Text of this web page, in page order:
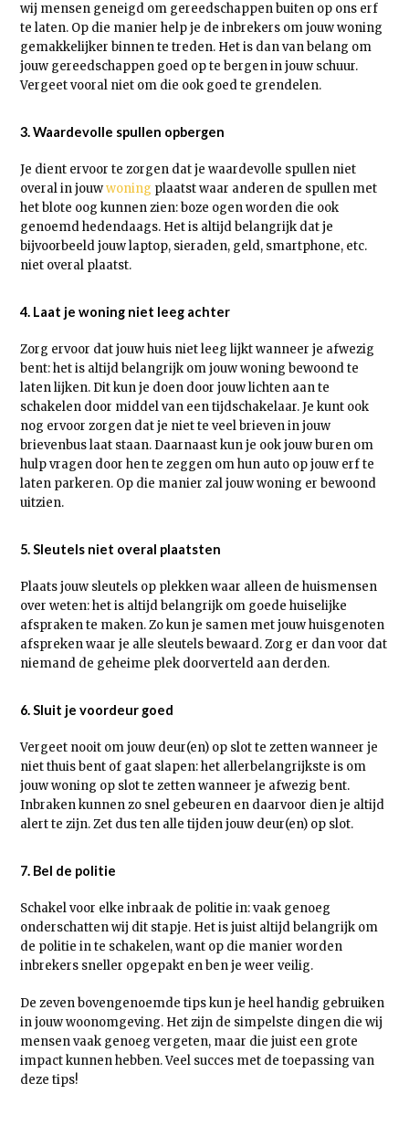
wij mensen geneigd om gereedschappen buiten op ons erf
te laten. Op die manier help je de inbrekers om jouw woning
gemakkelijker binnen te treden. Het is dan van belang om
jouw gereedschappen goed op te bergen in jouw schuur.
Vergeet vooral niet om die ook goed te grendelen.
3. Waardevolle spullen opbergen
Je dient ervoor te zorgen dat je waardevolle spullen niet
overal in jouwwoning plaatst waar anderen de spullen met
het blote oog kunnen zien: boze ogen worden die ook
genoemd hedendaags. Het is altijd belangrijk dat je
bijvoorbeeld jouw laptop, sieraden, geld, smartphone, etc.
niet overal plaatst.
4. Laat je woning niet leeg achter
Zorg ervoor dat jouw huis niet leeg lijkt wanneer je afwezig
bent: het is altijd belangrijk om jouw woning bewoond te
laten lijken. Dit kun je doen door jouw lichten aan te
schakelen door middel van een tijdschakelaar. Je kunt ook
nog ervoor zorgen dat je niet te veel brieven in jouw
brievenbus laat staan. Daarnaast kun je ook jouw buren om
hulp vragen door hen te zeggen om hun auto op jouw erf te
laten parkeren. Op die manier zal jouw woning er bewoond
uitzien.
5. Sleutels niet overal plaatsten
Plaats jouw sleutels op plekken waar alleen de huismensen
over weten: het is altijd belangrijk om goede huiselijke
afspraken te maken. Zo kun je samen met jouw huisgenoten
afspreken waar je alle sleutels bewaard. Zorg er dan voor dat
niemand de geheime plek doorverteld aan derden.
6. Sluit je voordeur goed
Vergeet nooit om jouw deur(en) op slot te zetten wanneer je
niet thuis bent of gaat slapen: het allerbelangrijkste is om
jouw woning op slot te zetten wanneer je afwezig bent.
Inbraken kunnen zo snel gebeuren en daarvoor dien je altijd
alert te zijn. Zet dus ten alle tijden jouw deur(en) op slot.
7. Bel de politie
Schakel voor elke inbraak de politie in: vaak genoeg
onderschatten wij dit stapje. Het is juist altijd belangrijk om
de politie in te schakelen, want op die manier worden
inbrekers sneller opgepakt en ben je weer veilig.
De zeven bovengenoemde tips kun je heel handig gebruiken
in jouw woonomgeving. Het zijn de simpelste dingen die wij
mensen vaak genoeg vergeten, maar die juist een grote
impact kunnen hebben. Veel succes met de toepassing van
deze tips!